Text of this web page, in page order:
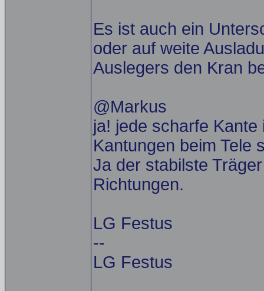
Es ist auch ein
oder auf weite
Auslegers den Kran
@Markus
ja! jede scharfe
Kantungen beim Tele
Ja der stabilste
Richtungen.
LG Festus
--
LG Festus